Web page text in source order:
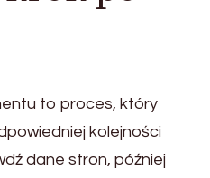
to proces, który
kolejności
dane stron, później